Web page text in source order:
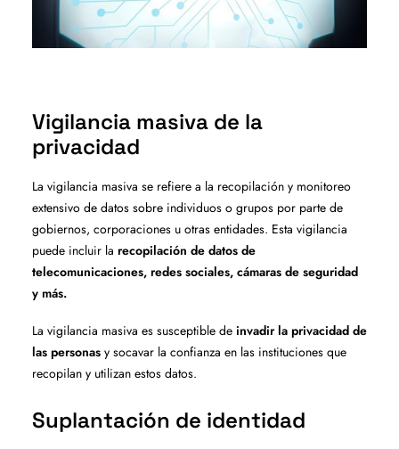
Vigilancia masiva de la
privacidad
La vigilancia masiva se refiere a la recopilación y monitoreo
extensivo de datos sobre individuos o grupos por parte de
gobiernos, corporaciones u otras entidades. Esta vigilancia
puede incluir la recopilación de datos de
telecomunicaciones, redes sociales, cámaras de seguridad
y más.
La vigilancia masiva es susceptible de invadir la privacidad de
las personas y socavar la confianza en las instituciones que
recopilan y utilizan estos datos.
Suplantación de identidad